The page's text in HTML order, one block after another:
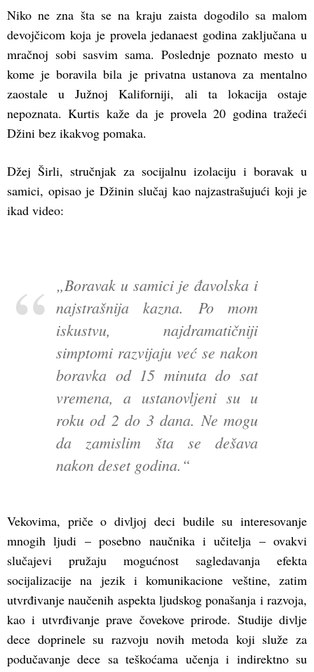
Niko ne zna šta se na kraju zaista dogodilo sa malom
devojčicom koja je provela jedanaest godina zaključana u
mračnoj sobi sasvim sama. Poslednje poznato mesto u
kome je boravila bila je privatna ustanova za mentalno
zaostale u Južnoj Kaliforniji, ali ta lokacija ostaje
nepoznata. Kurtis kaže da je provela 20 godina tražeći
Džini bez ikakvog pomaka.
Džej Širli, stručnjak za socijalnu izolaciju i boravak u
samici, opisao je Džinin slučaj kao najzastrašujući koji je
ikad video:
„Boravak u samici je đavolska i
najstrašnija kazna. Po mom
iskustvu, najdramatičniji
simptomi razvijaju već se nakon
boravka od 15 minuta do sat
vremena, a ustanovljeni su u
roku od 2 do 3 dana. Ne mogu
da zamislim šta se dešava
nakon deset godina.“
Vekovima, priče o divljoj deci budile su interesovanje
mnogih ljudi – posebno naučnika i učitelja – ovakvi
slučajevi pružaju mogućnost sagledavanja efekta
socijalizacije na jezik i komunikacione veštine, zatim
utvrđivanje naučenih aspekta ljudskog ponašanja i razvoja,
kao i utvrđivanje prave čovekove prirode. Studije divlje
dece doprinele su razvoju novih metoda koji služe za
podučavanje dece sa teškoćama učenja i indirektno su